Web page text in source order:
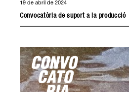
19 de abril de 2024
Convocatòria de suport a la producció